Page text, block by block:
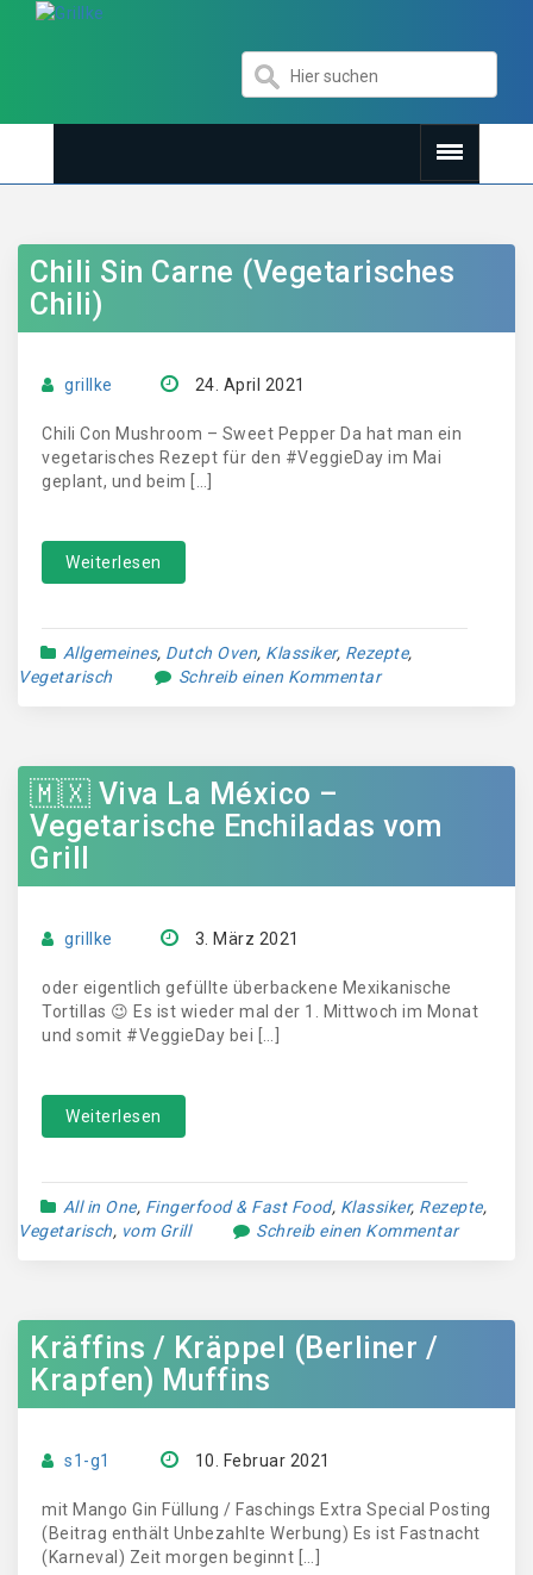
Chili Sin Carne (Vegetarisches
Chili)
grillke 24. April 2021
Chili Con Mushroom – Sweet Pepper Da hat man ein
vegetarisches Rezept für den #VeggieDay im Mai
geplant, und beim […]
Weiterlesen
Allgemeines, Dutch Oven, Klassiker, Rezepte,
Vegetarisch
Schreib einen Kommentar
🇲🇽 Viva La México –
Vegetarische Enchiladas vom
Grill
grillke 3. März 2021
oder eigentlich gefüllte überbackene Mexikanische
Tortillas 😉 Es ist wieder mal der 1. Mittwoch im Monat
und somit #VeggieDay bei […]
Weiterlesen
All in One, Fingerfood & Fast Food, Klassiker, Rezepte,
Vegetarisch, vom Grill Schreib einen Kommentar
Kräffins / Kräppel (Berliner /
Krapfen) Muffins
s1-g1 10. Februar 2021
mit Mango Gin Füllung / Faschings Extra Special Posting
(Beitrag enthält Unbezahlte Werbung) Es ist Fastnacht
(Karneval) Zeit morgen beginnt […]